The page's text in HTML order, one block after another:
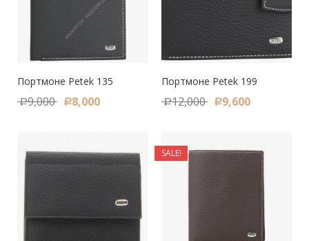
Портмоне Petek 135
Р9,000 Р8,000
Портмоне Petek 199
Р12,000 Р9,600
SALE!